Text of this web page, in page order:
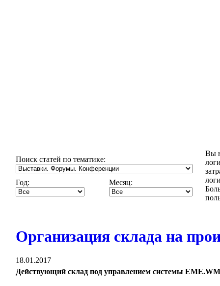
Поиск статей по тематике:
Год: Месяц:
Вы
Организация склада на
18.01.2017
Действующий склад под управлением системы